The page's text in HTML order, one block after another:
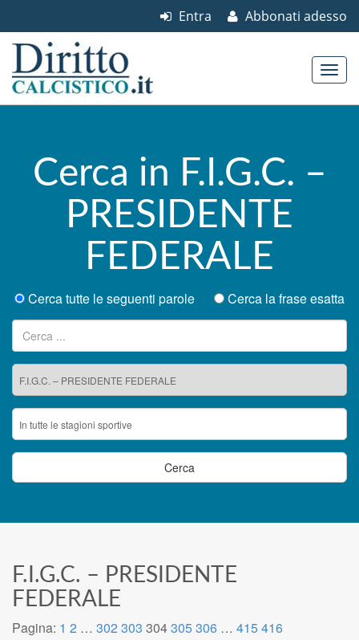
Abbonati adesso
Entra
Cerca in F.I.G.C. –
PRESIDENTE
FEDERALE
Cerca tutte le seguenti parole
Cerca la frase esatta
Ricerca per:
F.I.G.C. – PRESIDENTE
FEDERALE
Pagina: 1 2 … 302 303 304305306 … 415416